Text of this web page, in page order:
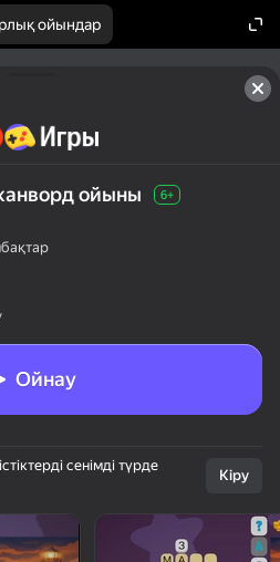
ойындар
бұрыңыз
ойыны 6+
Ойнау
сенімді түрде
Кіру